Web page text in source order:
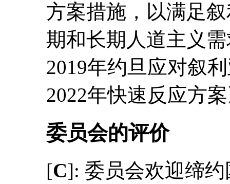
方案措施，以满足
期和长期人道主义
2019年约旦应对叙
2022年快速反应方
委员会的评价
[C]: 委员会欢迎缔约